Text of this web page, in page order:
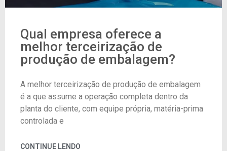
Qual empresa oferece a
melhor terceirização de
produção de embalagem?
A melhor terceirização de produção de embalagem
é a que assume a operação completa dentro da
planta do cliente, com equipe própria, matéria-prima
controlada e
CONTINUE LENDO